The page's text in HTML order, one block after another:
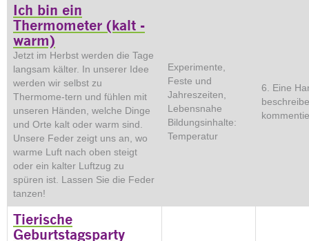
Ich bin ein
Thermometer (kalt -
warm)
Jetzt im Herbst werden die Tage
langsam kälter. In unserer Idee
werden wir selbst zu
Thermome-tern und fühlen mit
unseren Händen, welche Dinge
und Orte kalt oder warm sind.
Unsere Feder zeigt uns an, wo
warme Luft nach oben steigt
oder ein kalter Luftzug zu
spüren ist. Lassen Sie die Feder
tanzen!
Experimente,
Feste und
Jahreszeiten,
Lebensnahe
Bildungsinhalte:
Temperatur
6. Eine
Tierische
Geburtstagsparty